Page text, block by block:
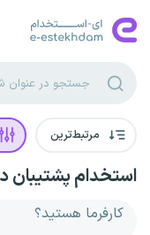
مرتبط‌ترین
استخدام پشتیبان
کارفرما هستید؟